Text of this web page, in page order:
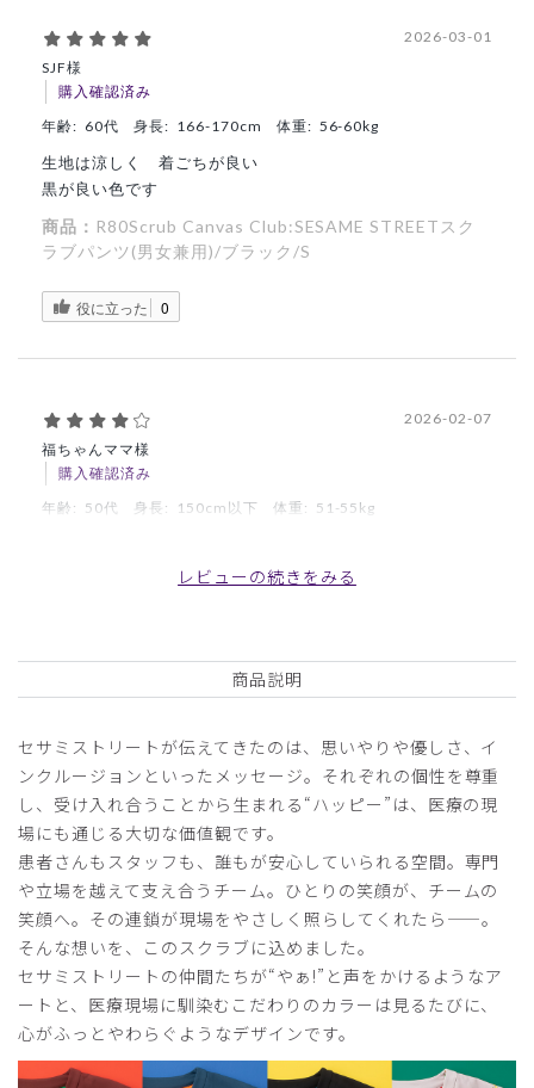
SJF様
購入確認済み
2026-03-01
年齢: 60代 身長: 166-170cm 体重: 56-60kg
生地は涼しく 着ごちが良い
黒が良い色です
商品： R80Scrub Canvas Club:SESAME STREETスク
ラブパンツ(男女兼用)/ブラック/S
役に立った 0
福ちゃんママ様
購入確認済み
2026-02-07
年齢: 50代 身長: 150cm以下 体重: 51-55kg
某療術師の指導者試験に合格しました。自分へのご褒美に購
いかなと思いました。
商品：R80Scrub Canvas Club:SESAME STREETスク
役に立った 0
ご購入者様
購入確認済み
2026-02-04
年齢:40代 身長:166-170cm 体重: 56-60kg
サラッとしていて履きやすいし、刺繍がカワイイです。
ラブパンツ(男女兼用)/ダークグリーン/XS
レビューの続きをみる
商品説明
セサミストリートが伝えてきたのは、思いやりや優しさ、イ
ンクルージョンといったメッセージ。それぞれの個性を尊重
し、受け入れ合うことから生まれる“ハッピー”は、医療の現
場にも通じる大切な価値観です。
患者さんもスタッフも、誰もが安心していられる空間。専門
や立場を越えて支え合うチーム。ひとりの笑顔が、チームの
笑顔へ。その連鎖が現場をやさしく照らしてくれたら——。
そんな想いを、このスクラブに込めました。
セサミストリートの仲間たちが“やぁ!”と声をかけるようなア
ートと、医療現場に馴染むこだわりのカラーは見るたびに、
心がふっとやわらぐようなデザインです。